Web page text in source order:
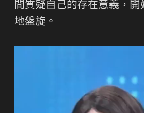
間質疑自己的存在意義，開
地盤旋。